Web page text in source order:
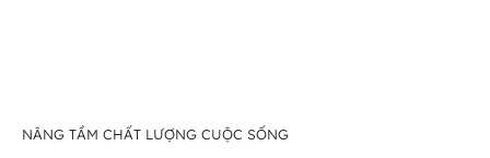
NÂNG TẦM CHẤT LƯỢNG CUỘC SỐNG